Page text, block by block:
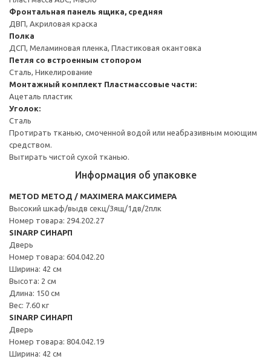
Фронтальная панель ящика, средняя
ДВП, Акриловая краска
Полка
ДСП, Меламиновая пленка, Пластиковая окантовка
Петля со встроенным стопором
Сталь, Никелирование
Монтажный комплект Пластмассовые части:
Ацеталь пластик
Уголок:
Сталь
Протирать тканью, смоченной водой или неабразивным моющим
средством.
Вытирать чистой сухой тканью.
Информация об упаковке
METOD МЕТОД / MAXIMERA МАКСИМЕРА
Высокий шкаф/выдв секц/3ящ/1дв/2плк
Номер товара: 294.202.27
SINARP СИНАРП
Дверь
Номер товара: 604.042.20
Ширина: 42 см
Высота: 2 см
Длина: 150 см
Вес: 7.60 кг
SINARP СИНАРП
Дверь
Номер товара: 804.042.19
Ширина: 42 см